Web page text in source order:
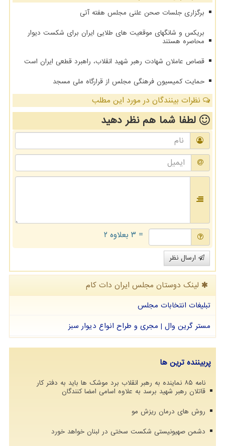
برگزاری جلسات صحن علنی مجلس هفته آتی
بریکس و شانگهای موقعیت های طلایی ایران برای شکست دیوار
محاصره هستند
قصاص عاملان شهادت رهبر شهید انقلاب، راهبرد قطعی ایران است
حمایت کمیسیون فرهنگی مجلس از قرارگاه ملی مسجد
نظرات بینندگان در مورد این مطلب
لطفا شما همنظر دهید
= ۳ بعلاوه ۲
ارسال نظر
لینک دوستان مجلس ایران دات كام
تبلیغات انتخابات مجلس
مستر گرین وال | مجری و طراح انواع دیوار سبز
پربیننده ترین ها
نامه ۸۵ نماینده به رهبر انقلاب برد موشک ها باید به دفتر کار
قاتلان رهبر شهید برسد به علاوه اسامی امضا کنندگان
روش های درمان ریزش مو
دشمن صهیونیستی شکست سختی در لبنان خواهد خورد